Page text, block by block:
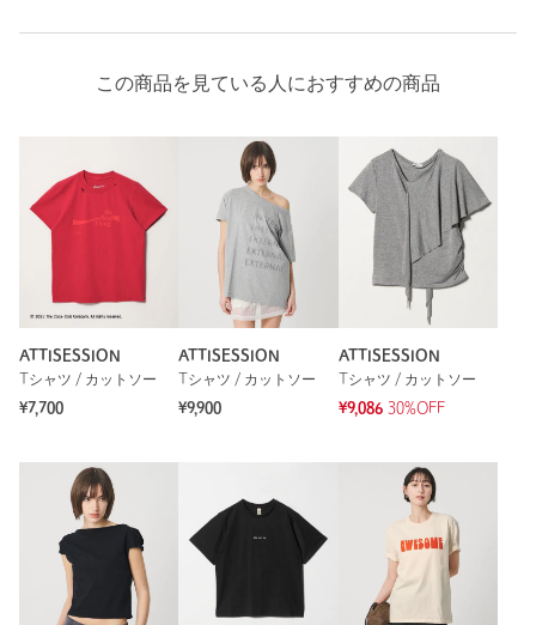
この商品を見ている人におすすめの商品
ATTISESSION
Tシャツ / カットソー
¥7,700
ATTISESSION
Tシャツ / カットソー
¥9,900
ATTISESSION
Tシャツ / カットソー
¥9,086 30%OFF